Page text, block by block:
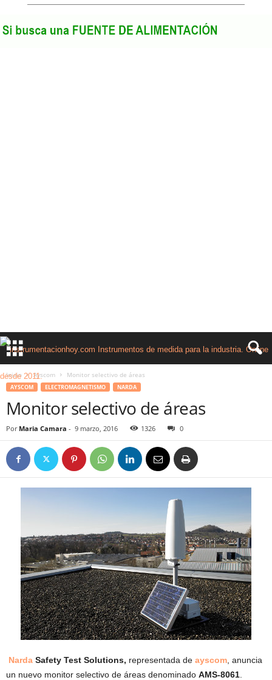
Inicio Ayscom Monitor selectivo de áreas
AYSCOM ELECTROMAGNETISMO NARDA
Monitor selectivo de áreas
Por Maria Camara - 9 marzo, 2016 1326 0
Narda Safety Test Solutions, representada de ayscom , anuncia
un nuevo monitor selectivo de áreas denominado AMS-8061